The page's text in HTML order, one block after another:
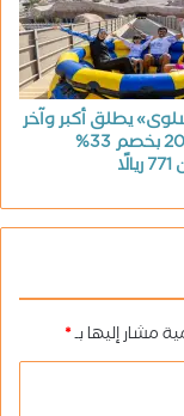
يطلق أكبر وآخر
عروض 2025 بخصم 33%
مشار إليها بـ*